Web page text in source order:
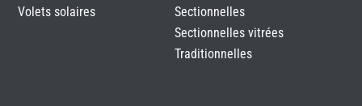
Volets solaires
Sectionnelles
Sectionnelles vitrées
Traditionnelles